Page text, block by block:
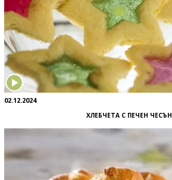
02.12.2024
ХЛЕБЧЕТА С ПЕЧЕН ЧЕСЪН